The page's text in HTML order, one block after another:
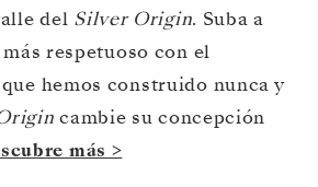
del Silver Origin. Suba a
respetuoso con el
hemos construido nunca y
cambie su concepción
más >